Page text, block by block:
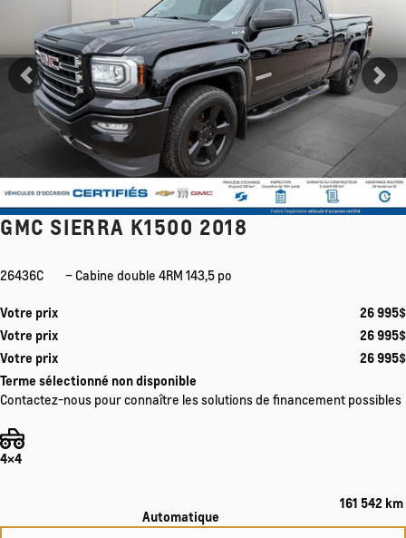
Précédent
GMC SIERRA K1500 2018
26436C – Cabine double 4RM 143,5 po
Votre prix 26 995$
Votre prix
26 995$
Votre prix
26 995$
Terme sélectionné non disponible
Contactez-nous pour connaître les solutions de financement possibles
4×4
Automatique
161 542 km